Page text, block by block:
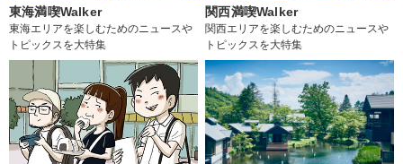
東海満喫Walker
東海エリアを楽しむためのニュースや
トピックスを大特集
関西満喫Walker
関西エリアを楽しむためのニュースや
トピックスを大特集